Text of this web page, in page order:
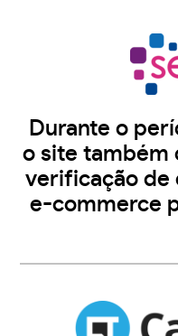
Durante o
o site também
verificação de
e-commerce